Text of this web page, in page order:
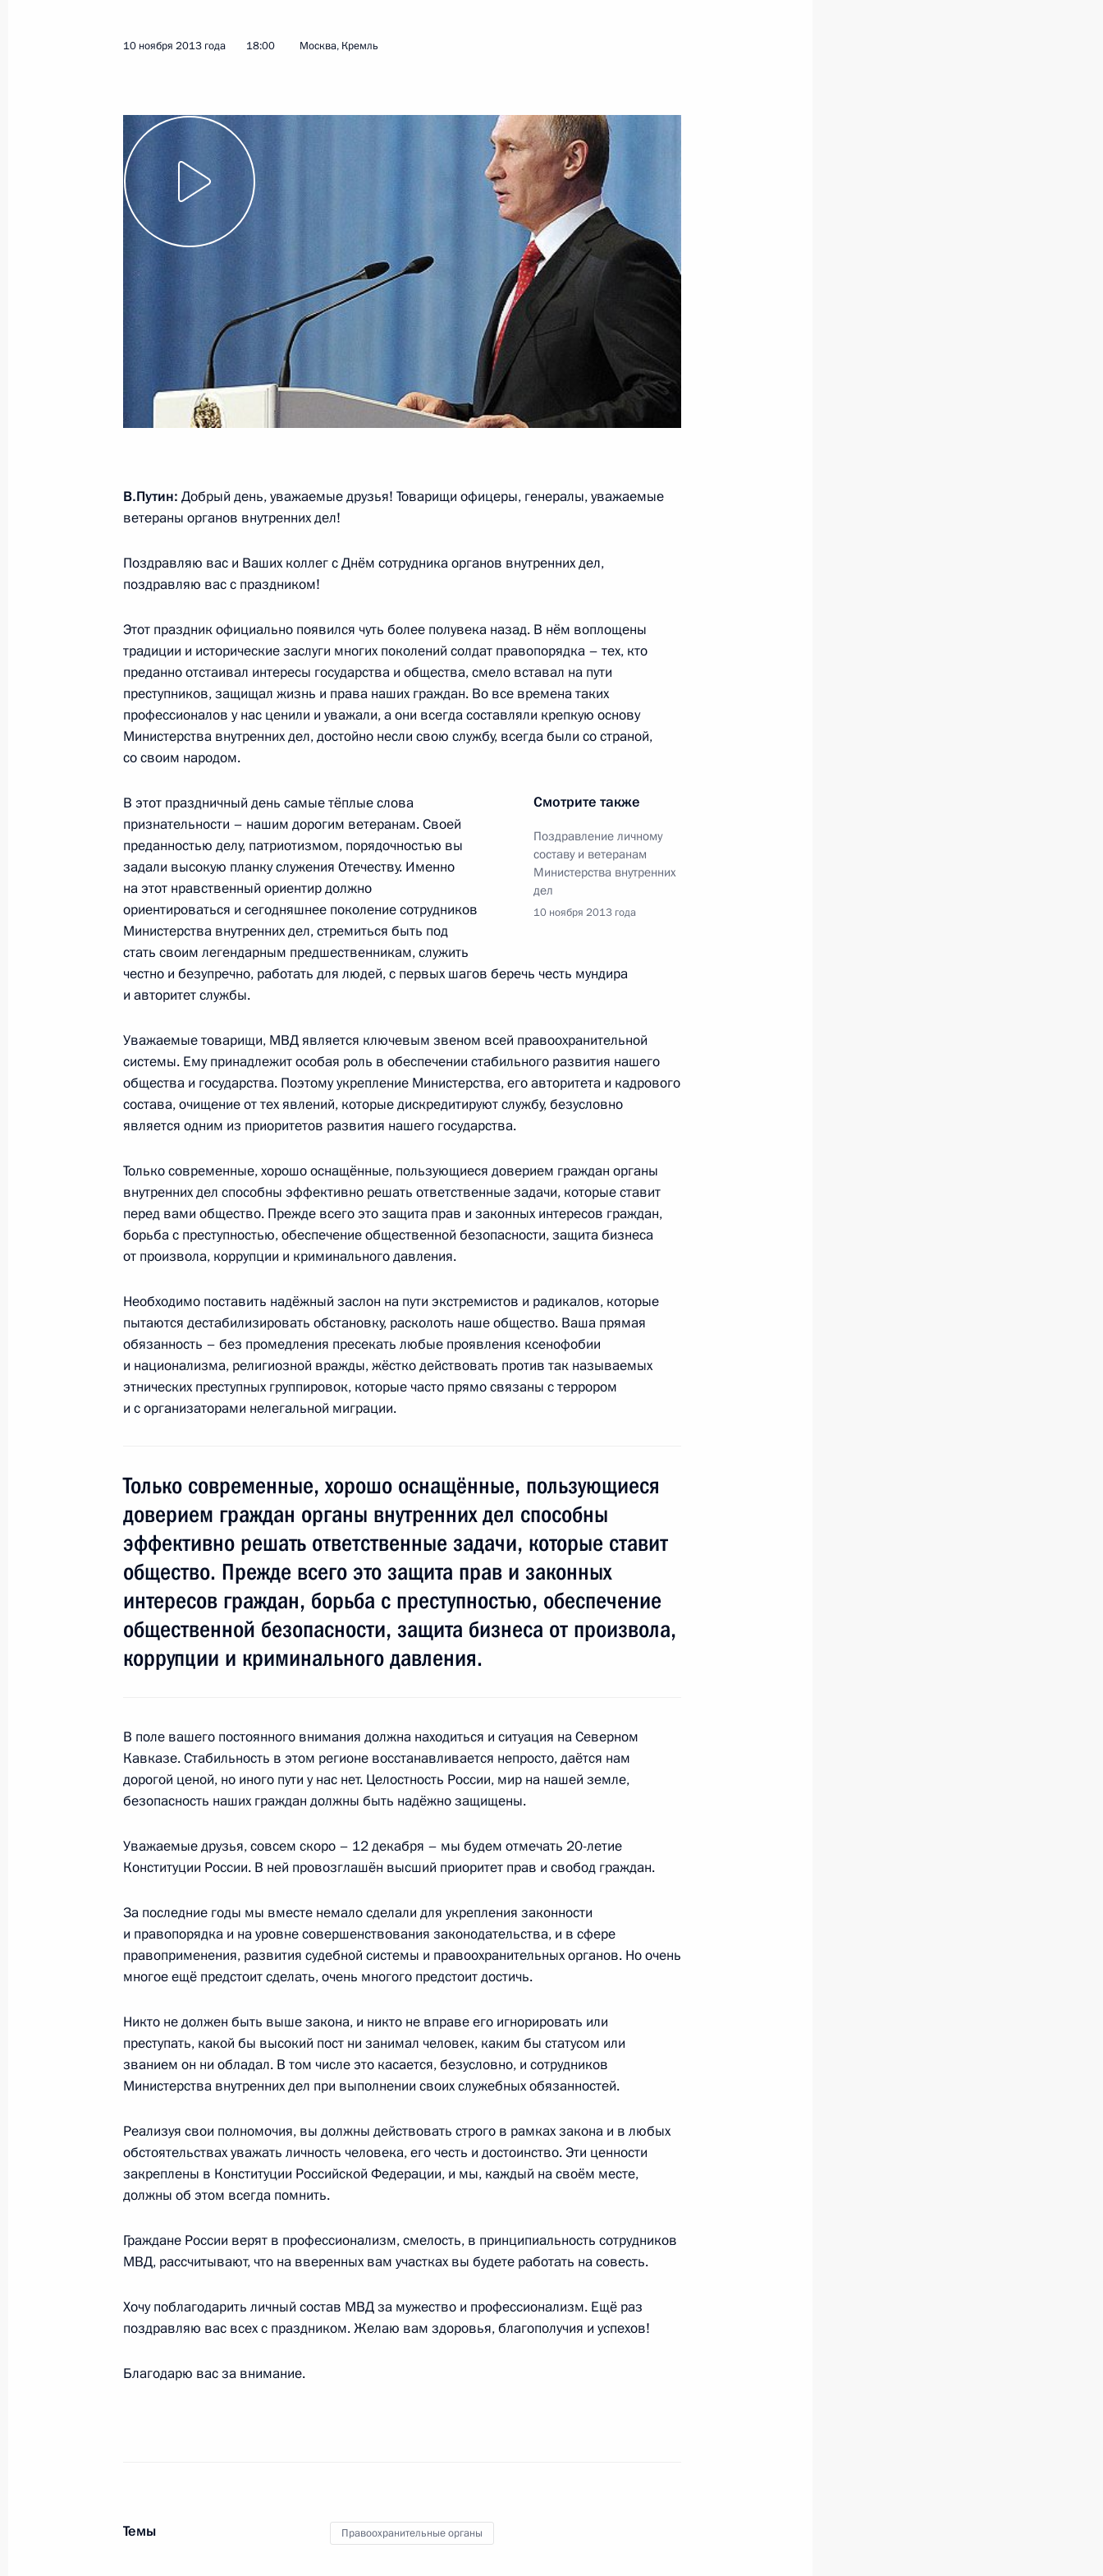
Подписан закон, направленный на совершенствование
профилактики безнадзорности и правонарушений
несовершеннолетних
30 декабря 2013 года, 12:20
Николай Рогожкин назначен первым заместителем Министра
внутренних дел – главнокомандующим внутренними войсками
20 декабря 2013 года, 13:55
деятельности МВД
20 декабря 2013 года, 13:50
Заседание Комиссии по вопросам кадровой политики
19 декабря 2013 года, 18:00
Кадровые изменения в ряде федеральных ведомств
2 декабря 2013 года, 17:00
Заседание Комиссии по вопросам кадровой политики
в правоохранительных органах
14 ноября 2013 года, 18:00
Торжественный вечер, посвящённый Дню сотрудника органов
внутренних дел
10 ноября 2013 года, 18:00
Кадровые изменения в системе МВД
30 октября 2013 года, 11:20
Внесено изменение в Указ об оплате труда Генерального
прокурора
1 октября 2013 года, 10:40
Внесено изменение в Указ об оплате труда председателя
Следственного комитета
1 октября 2013 года, 10:25
20 сентября 2013 года, 15:00
Рабочая встреча с Генеральным прокурором Юрием Чайкой
8 августа 2013 года, 12:40
Встреча с руководством МВД, ФМС, Следственного комитета
Кадровые изменения в федеральных государственных органах
27 июня 2013 года, 10:00
по борьбе с наркотрафиком
5 июня 2013 года, 15:30
3 июня 2013 года, 09:30
в правоохранительных органах
28 мая 2013 года, 20:00
Геннадий Подзноев назначен руководителем следственного
управления Следственного комитета по Забайкальскому краю
10 ноября 2013 года 18:00 Москва, Кремль
В.Путин: Добрый день, уважаемые друзья! Товарищи офицеры, генералы, уважаемые
ветераны органов внутренних дел!
Поздравляю вас и Ваших коллег с Днём сотрудника органов внутренних дел,
поздравляю вас с праздником!
Этот праздник официально появился чуть более полувека назад. В нём воплощены
традиции и исторические заслуги многих поколений солдат правопорядка – тех, кто
преданно отстаивал интересы государства и общества, смело вставал на пути
преступников, защищал жизнь и права наших граждан. Во все времена таких
профессионалов у нас ценили и уважали, а они всегда составляли крепкую основу
Министерства внутренних дел, достойно несли свою службу, всегда были со страной,
со своим народом.
Смотрите также
Поздравление личному
составу и ветеранам
Министерства внутренних
дел
10 ноября 2013 года
В этот праздничный день самые тёплые слова
признательности – нашим дорогим ветеранам. Своей
преданностью делу, патриотизмом, порядочностью вы
задали высокую планку служения Отечеству. Именно
на этот нравственный ориентир должно
ориентироваться и сегодняшнее поколение сотрудников
Министерства внутренних дел, стремиться быть под
стать своим легендарным предшественникам, служить
честно и безупречно, работать для людей, с первых шагов беречь честь мундира
и авторитет службы.
Уважаемые товарищи, МВД является ключевым звеном всей правоохранительной
системы. Ему принадлежит особая роль в обеспечении стабильного развития нашего
общества и государства. Поэтому укрепление Министерства, его авторитета и кадрового
состава, очищение от тех явлений, которые дискредитируют службу, безусловно
является одним из приоритетов развития нашего государства.
Только современные, хорошо оснащённые, пользующиеся доверием граждан органы
внутренних дел способны эффективно решать ответственные задачи, которые ставит
перед вами общество. Прежде всего это защита прав и законных интересов граждан,
борьба с преступностью, обеспечение общественной безопасности, защита бизнеса
от произвола, коррупции и криминального давления.
Необходимо поставить надёжный заслон на пути экстремистов и радикалов, которые
пытаются дестабилизировать обстановку, расколоть наше общество. Ваша прямая
обязанность – без промедления пресекать любые проявления ксенофобии
и национализма, религиозной вражды, жёстко действовать против так называемых
этнических преступных группировок, которые часто прямо связаны с террором
и с организаторами нелегальной миграции.
Только современные, хорошо оснащённые, пользующиеся
доверием граждан органы внутренних дел способны
эффективно решать ответственные задачи, которые ставит
общество. Прежде всего это защита прав и законных
интересов граждан, борьба с преступностью, обеспечение
общественной безопасности, защита бизнеса от произвола,
коррупции и криминального давления.
В поле вашего постоянного внимания должна находиться и ситуация на Северном
Кавказе. Стабильность в этом регионе восстанавливается непросто, даётся нам
дорогой ценой, но иного пути у нас нет. Целостность России, мир на нашей земле,
безопасность наших граждан должны быть надёжно защищены.
Уважаемые друзья, совсем скоро – 12 декабря – мы будем отмечать 20-летие
Конституции России. В ней провозглашён высший приоритет прав и свобод граждан.
За последние годы мы вместе немало сделали для укрепления законности
и правопорядка и на уровне совершенствования законодательства, и в сфере
правоприменения, развития судебной системы и правоохранительных органов. Но очень
многое ещё предстоит сделать, очень многого предстоит достичь.
Никто не должен быть выше закона, и никто не вправе его игнорировать или
преступать, какой бы высокий пост ни занимал человек, каким бы статусом или
званием он ни обладал. В том числе это касается, безусловно, и сотрудников
Министерства внутренних дел при выполнении своих служебных обязанностей.
Реализуя свои полномочия, вы должны действовать строго в рамках закона и в любых
обстоятельствах уважать личность человека, его честь и достоинство. Эти ценности
закреплены в Конституции Российской Федерации, и мы, каждый на своём месте,
должны об этом всегда помнить.
Граждане России верят в профессионализм, смелость, в принципиальность сотрудников
МВД, рассчитывают, что на вверенных вам участках вы будете работать на совесть.
Хочу поблагодарить личный состав МВД за мужество и профессионализм. Ещё раз
поздравляю вас всех с праздником. Желаю вам здоровья, благополучия и успехов!
Благодарю вас за внимание.
Темы Правоохранительные органы